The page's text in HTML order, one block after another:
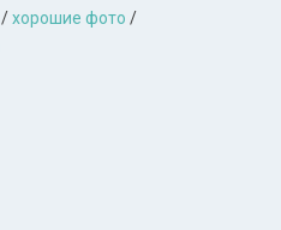
/хорошие фото /